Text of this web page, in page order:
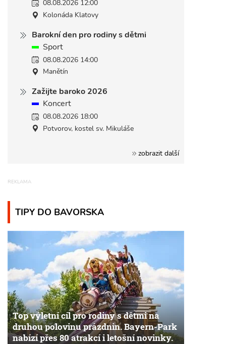
08.08.2026 12:00
Kolonáda Klatovy
Barokní den pro rodiny s dětmi
Sport
08.08.2026 14:00
Manětín
Zažijte baroko 2026
Koncert
08.08.2026 18:00
Potvorov, kostel sv. Mikuláše
zobrazit další
TIPY DO BAVORSKA
Top výletní cíl pro rodiny s dětmi na
druhou polovinu prázdnin. Bayern-Park
nabízí přes 80 atrakcí i letošní novinky.